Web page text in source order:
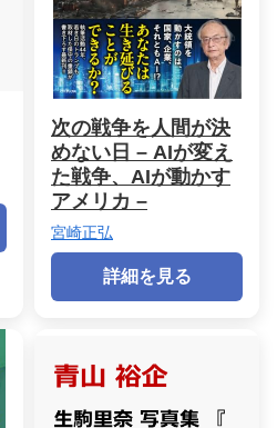
次の戦争を人間が決
めない日 – AIが変え
た戦争、AIが動かす
アメリカ –
宮崎正弘
詳細を見る